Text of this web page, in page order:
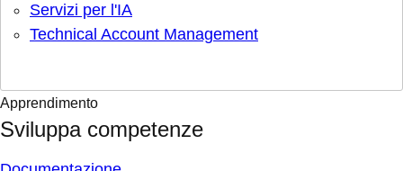
Servizi per l'IA
Technical Account Management
Apprendimento
Sviluppa competenze